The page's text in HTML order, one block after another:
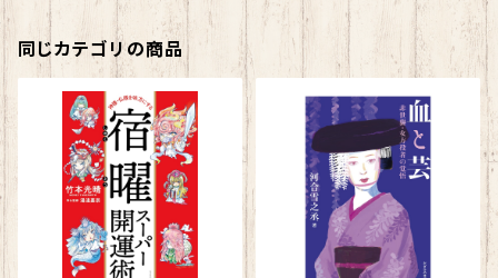
同じカテゴリの商品